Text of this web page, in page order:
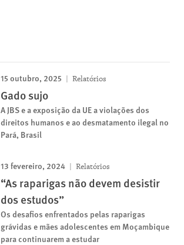
15 outubro, 2025 Relatórios
Gado sujo
A JBS e a exposição da UE a violações dos
direitos humanos e ao desmatamento ilegal no
Pará, Brasil
13 fevereiro, 2024 Relatórios
“As raparigas não devem desistir
dos estudos”
Os desafios enfrentados pelas raparigas
grávidas e mães adolescentes em Moçambique
para continuarem a estudar